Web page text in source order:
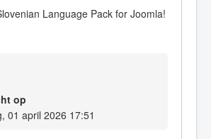
Language Pack for Joomla!
op
01 april 2026 17:51